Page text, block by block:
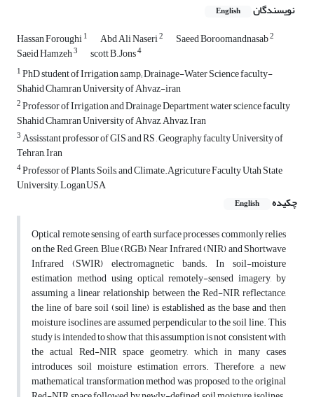
نویسندگان English
Hassan Foroughi1 Abd Ali Naseri2 Saeed Boroomandnasab2
Saeid Hamzeh3 scott B.Jons4
1PhD student of Irrigation &amp; Drainage-Water Science faculty-
Shahid Chamran University of Ahvaz-iran
2Professor of Irrigation and Drainage Department water science faculty
Shahid Chamran University of Ahvaz, Ahvaz, Iran
3Assisstant professor of GIS and RS , Geography faculty University of
Tehran, Iran
4Professor of Plants, Soils, and Climate.Agricuture Faculty Utah State
University, Logan,USA
چکیده
English
Optical remote sensing of earth surface processes commonly relies
on the Red, Green, Blue (RGB), Near Infrared (NIR) and Shortwave
Infrared (SWIR) electromagnetic bands. In soil-moisture
estimation method using optical remotely-sensed imagery, by
assuming a linear relationship between the Red-NIR reflectance,
the line of bare soil (soil line) is established as the base and then
moisture isoclines are assumed perpendicular to the soil line. This
study is intended to show that this assumption is not consistent with
the actual Red-NIR space geometry, which in many cases
introduces soil moisture estimation errors. Therefore, a new
mathematical transformation method was proposed to the original